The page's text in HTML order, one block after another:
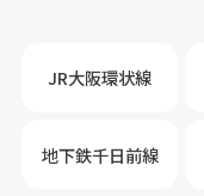
JR大阪環状線
地下鉄千日前線